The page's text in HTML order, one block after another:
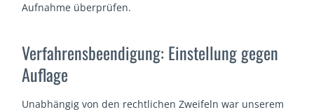
Aufnahme überprüfen.
Verfahrensbeendigung: Einstellung gegen
Auflage
Unabhängig von den rechtlichen Zweifeln war unserem